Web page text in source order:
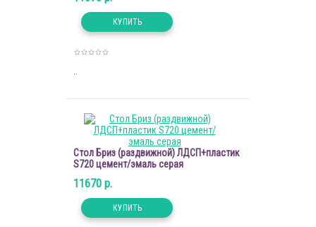
Стол Бриз (раздвижной) ЛДСП+пластик
S720 цемент/эмаль серая
11670 р.